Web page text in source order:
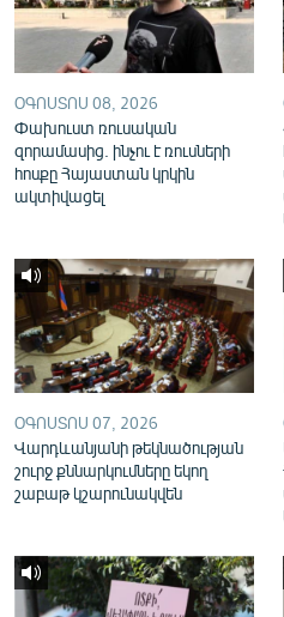
Русский
ՀԵՏԵՎԵՔ ՄԵԶ
«Ազատության» բոլոր
ՕԳՈՍՏՈՍ 08, 2026
Փախուստ ռուսական
զորամասից. ինչու է ռուսների
հոսքը Հայաստան կրկին
ակտիվացել
ՕԳՈՍՏՈՍ 07, 2026
Վարդևանյանի թեկնածության
շուրջ քննարկումները եկող
շաբաթ կշարունակվեն